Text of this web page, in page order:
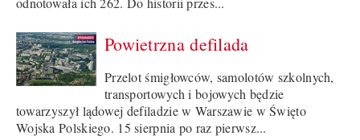
Powietrzna defilada
Przelot śmigłowców, samolotów szkolnych,
transportowych i bojowych będzie
towarzyszył lądowej defiladzie w Warszawie w Święto
Wojska Polskiego. 15 sierpnia po raz pierwsz...